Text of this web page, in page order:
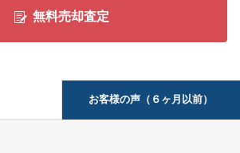
無料売却査定
お客様の声（６ヶ月以前）